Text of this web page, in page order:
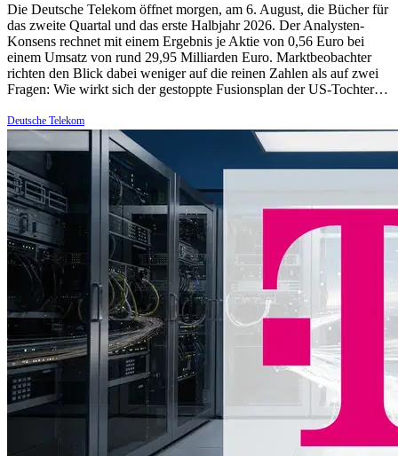
Die Deutsche Telekom öffnet morgen, am 6. August, die Bücher für
das zweite Quartal und das erste Halbjahr 2026. Der Analysten-
Konsens rechnet mit einem Ergebnis je Aktie von 0,56 Euro bei
einem Umsatz von rund 29,95 Milliarden Euro. Marktbeobachter
richten den Blick dabei weniger auf die reinen Zahlen als auf zwei
Fragen: Wie wirkt sich der gestoppte Fusionsplan der US-Tochter…
Deutsche Telekom